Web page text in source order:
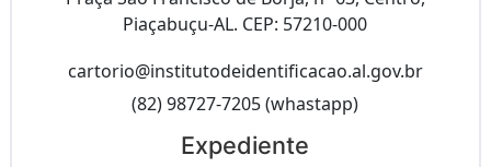
Piaçabuçu-AL. CEP: 57210-000
cartorio@institutodeidentificacao.al.gov.br
(82) 98727-7205 (whastapp)
Expediente